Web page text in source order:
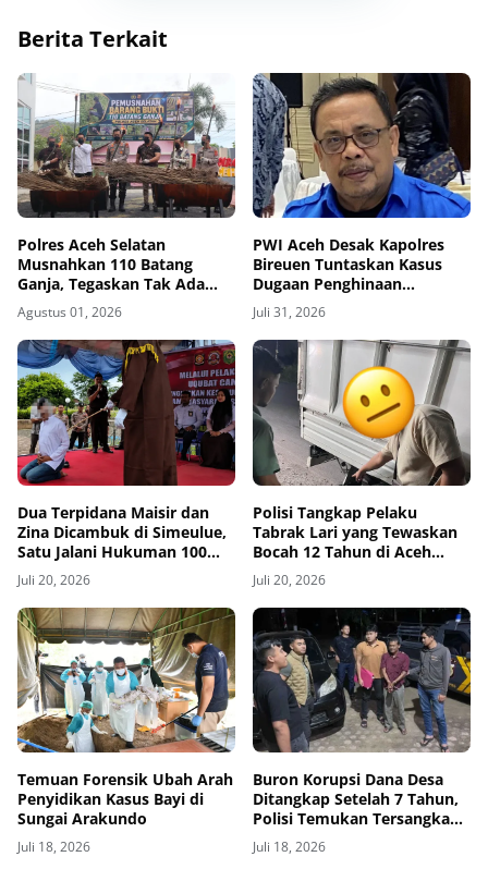
Berita Terkait
Polres Aceh Selatan
Musnahkan 110 Batang
Ganja, Tegaskan Tak Ada
Ruang bagi Jaringan
Narkoba
Agustus 01, 2026
PWI Aceh Desak Kapolres
Bireuen Tuntaskan Kasus
Dugaan Penghinaan
Wartawan, Tiga Bulan Lebih
Tanpa Tersangka
Juli 31, 2026
Dua Terpidana Maisir dan
Zina Dicambuk di Simeulue,
Satu Jalani Hukuman 100
Kali
Juli 20, 2026
Polisi Tangkap Pelaku
Tabrak Lari yang Tewaskan
Bocah 12 Tahun di Aceh
Timur
Juli 20, 2026
Temuan Forensik Ubah Arah
Penyidikan Kasus Bayi di
Sungai Arakundo
Juli 18, 2026
Buron Korupsi Dana Desa
Ditangkap Setelah 7 Tahun,
Polisi Temukan Tersangka
Bersembunyi sebagai Petani
Kopi
Juli 18, 2026